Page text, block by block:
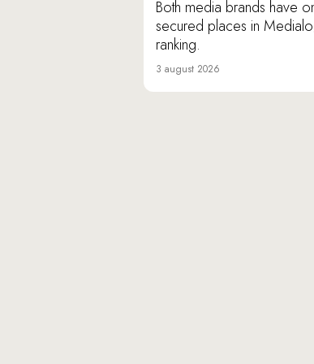
Both media brands have
secured places in
ranking.
3 august 2026